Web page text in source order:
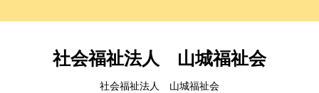
社会福祉法人 山城福祉会
社会福祉法人 山城福祉会